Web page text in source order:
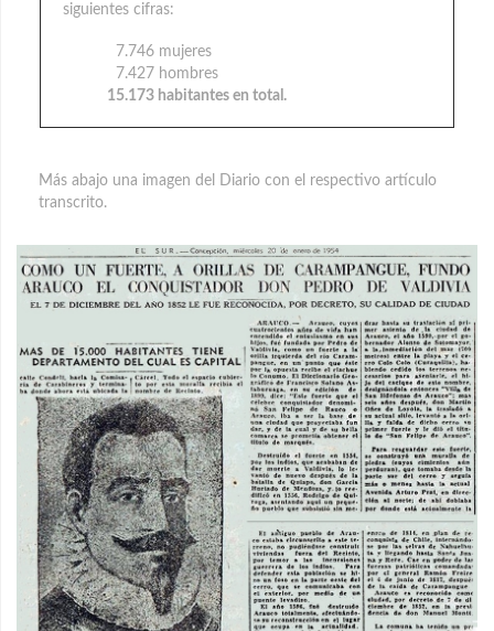
siguientes cifras:
7.746 mujeres
7.427 hombres
15.173 habitantes en total.
Más abajo una imagen del Diario con el respectivo artículo
transcrito.